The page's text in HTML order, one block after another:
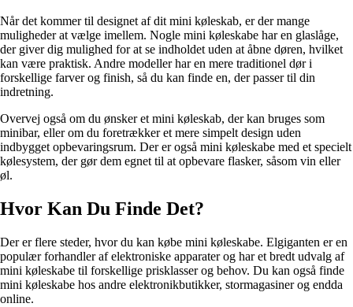
Når det kommer til designet af dit mini køleskab, er der mange
muligheder at vælge imellem. Nogle mini køleskabe har en glaslåge,
der giver dig mulighed for at se indholdet uden at åbne døren, hvilket
kan være praktisk. Andre modeller har en mere traditionel dør i
forskellige farver og finish, så du kan finde en, der passer til din
indretning.
Overvej også om du ønsker et mini køleskab, der kan bruges som
minibar, eller om du foretrækker et mere simpelt design uden
indbygget opbevaringsrum. Der er også mini køleskabe med et specielt
kølesystem, der gør dem egnet til at opbevare flasker, såsom vin eller
øl.
Hvor Kan Du Finde Det?
Der er flere steder, hvor du kan købe mini køleskabe. Elgiganten er en
populær forhandler af elektroniske apparater og har et bredt udvalg af
mini køleskabe til forskellige prisklasser og behov. Du kan også finde
mini køleskabe hos andre elektronikbutikker, stormagasiner og endda
online.